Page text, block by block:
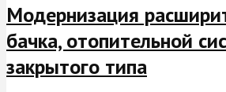
Модернизация
бачка, отопительной
закрытого типа